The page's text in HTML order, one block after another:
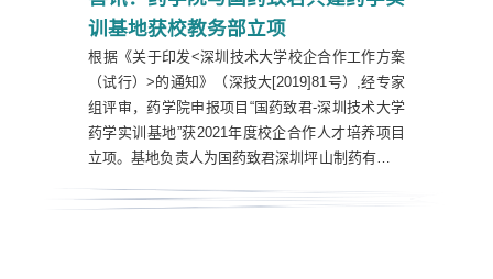
训基地获校教务部立项
​根据《关于印发<深圳技术大学校企合作工作方案
（试行）>的通知》（深技大[2019]81号）,经专家
组评审，药学院申报项目“国药致君-深圳技术大学
药学实训基地”获2021年度校企合作人才培养项目
立项。基地负责人为国药致君深圳坪山制药有限公
贾琳。项目将于2021年9月施行，为期三年。国药